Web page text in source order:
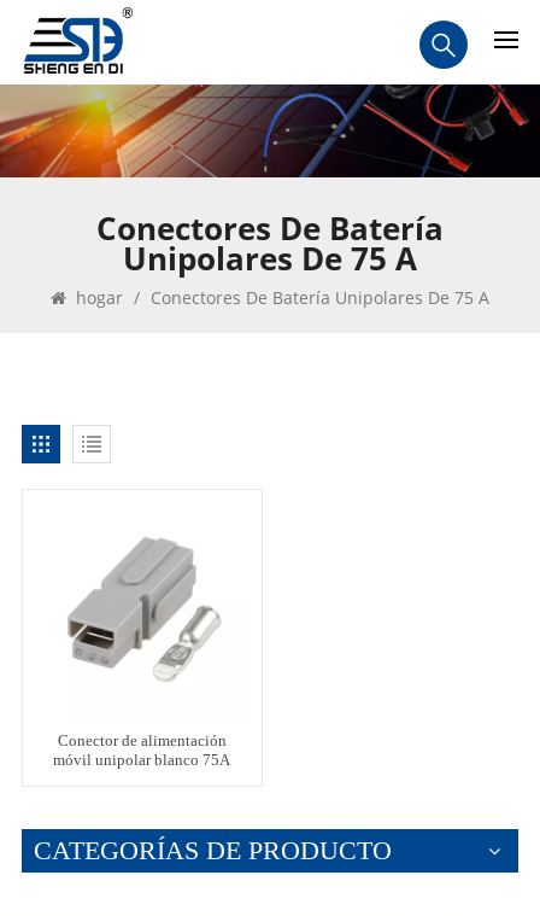
Conectores De Batería
Unipolares De 75 A
hogar / Conectores De Batería Unipolares De 75 A
Conector de alimentación
móvil unipolar blanco 75A
CATEGORÍAS DE PRODUCTO